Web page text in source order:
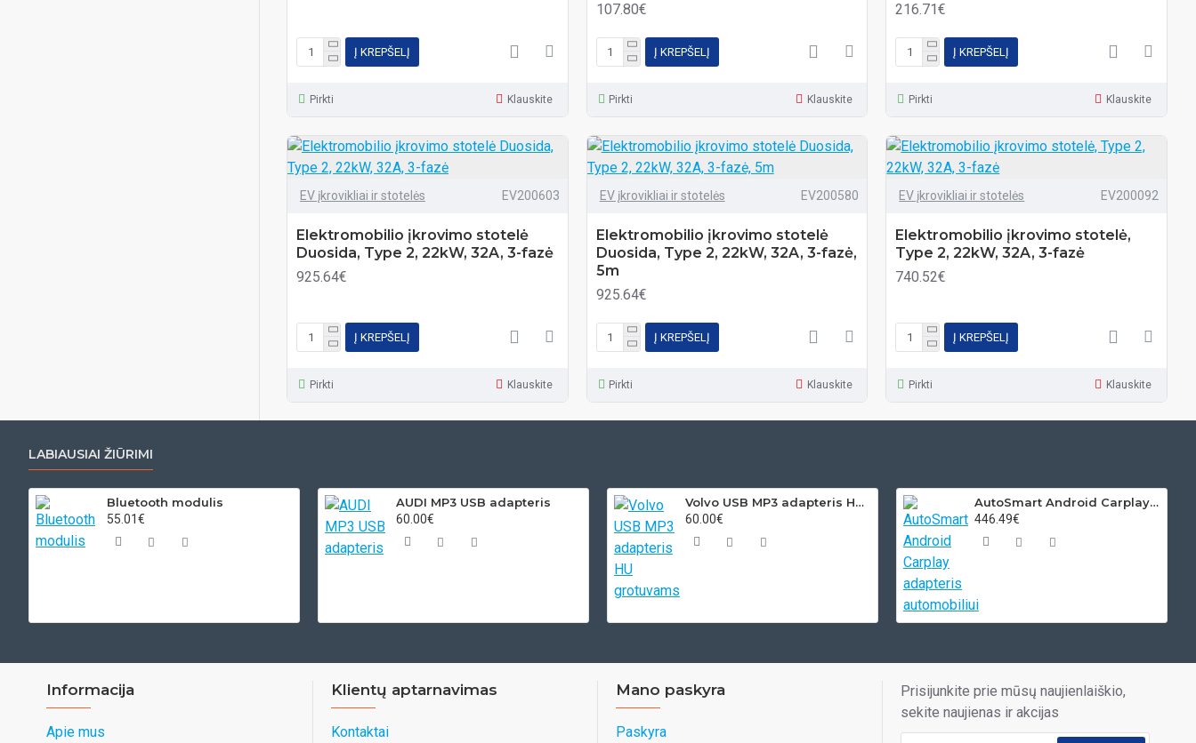
Į KREPŠELĮ
Pirkti Klauskite
107.80€
Į KREPŠELĮ
Pirkti Klauskite
216.71€
Į KREPŠELĮ
Pirkti Klauskite
EV įkrovikliai ir stotelės EV200603
Elektromobilio įkrovimo stotelė
Duosida, Type 2, 22kW, 32A, 3-fazė
925.64€
Į KREPŠELĮ
Pirkti Klauskite
EV įkrovikliai ir stotelės EV200580
Elektromobilio įkrovimo stotelė
Duosida, Type 2, 22kW, 32A, 3-fazė,
5m
925.64€
Į KREPŠELĮ
Pirkti Klauskite
EV įkrovikliai ir stotelės EV200092
Elektromobilio įkrovimo stotelė,
Type 2, 22kW, 32A, 3-fazė
740.52€
Į KREPŠELĮ
Pirkti Klauskite
LABIAUSIAI ŽIŪRIMI
Bluetooth modulis
55.01€
AUDI MP3 USB adapteris
60.00€
Volvo USB MP3 adapteris HU grotuvams
60.00€
AutoSmart Android Carplay adapteris automobiliui
446.49€
Informacija
Apie mus
Klientų aptarnavimas
Kontaktai
Mano paskyra
Paskyra
Prisijunkite prie mūsų naujienlaiškio,
sekite naujienas ir akcijas